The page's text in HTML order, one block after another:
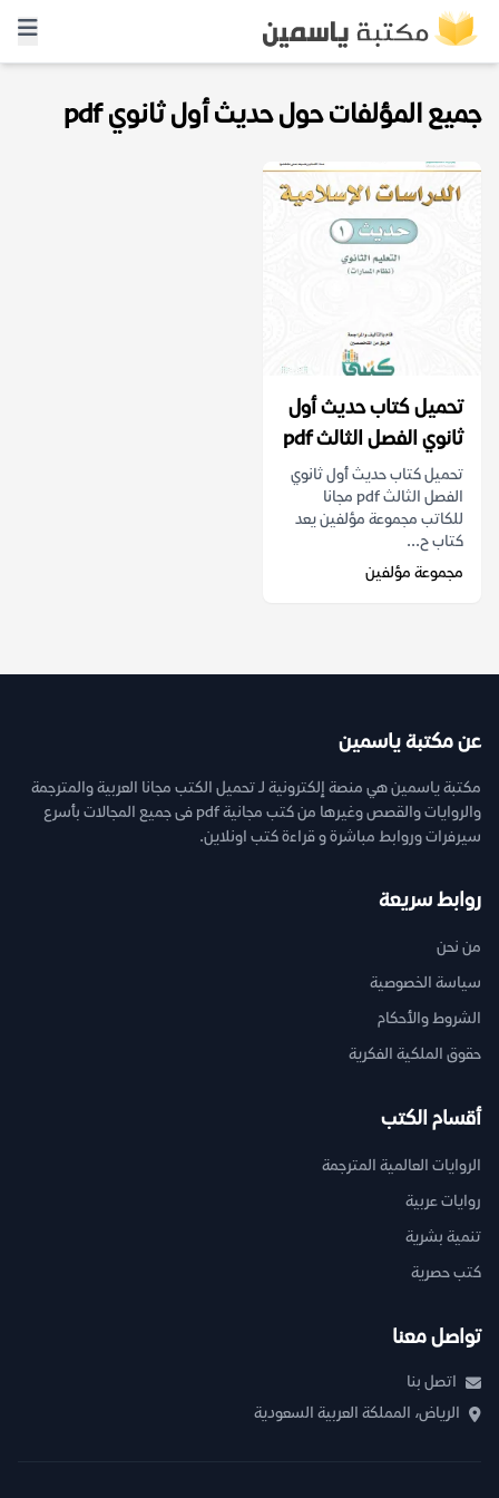
جميع المؤلفات حول حديث أول ثانوي pdf
تحميل كتاب حديث أول
ثانوي الفصل الثالث pdf
تحميل كتاب حديث أول ثانوي
الفصل الثالث pdf مجانا
للكاتب مجموعة مؤلفين يعد
كتاب ح...
مجموعة مؤلفين
عن مكتبة ياسمين
مكتبة ياسمين هي منصة إلكترونية لـ تحميل الكتب مجانا العربية والمترجمة
والروايات والقصص وغيرها من كتب مجانية pdf فى جميع المجالات بأسرع
سيرفرات وروابط مباشرة و قراءة كتب اونلاين.
روابط سريعة
من نحن
سياسة الخصوصية
الشروط والأحكام
حقوق الملكية الفكرية
أقسام الكتب
الروايات العالمية المترجمة
روايات عربية
تنمية بشرية
كتب حصرية
تواصل معنا
اتصل بنا
الرياض، المملكة العربية السعودية